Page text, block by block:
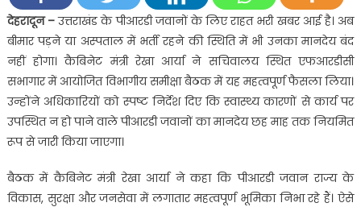
सरकार
का
सम्मान
“स्वयंसेवक
नहीं,
जवान
कहलाएंगे”….
देहरादून –उत्तराखंड के पीआरडी जवानों के लिए राहत भरी खबर आई है। अब
बीमार पड़ने या अस्पताल में भर्ती रहने की स्थिति में भी उनका मानदेय बंद
नहीं होगा। कैबिनेट मंत्री रेखा आर्या ने सचिवालय स्थित एफआरडीसी
सभागार में आयोजित विभागीय समीक्षा बैठक में यह महत्वपूर्ण फैसला लिया।
उन्होंने अधिकारियों को स्पष्ट निर्देश दिए कि स्वास्थ्य कारणों से कार्य पर
उपस्थित न हो पाने वाले पीआरडी जवानों का मानदेय छह माह तक नियमित
रूप से जारी किया जाएगा।
बैठक में कैबिनेट मंत्री रेखा आर्या ने कहा कि पीआरडी जवान राज्य के
विकास, सुरक्षा और जनसेवा में लगातार महत्वपूर्ण भूमिका निभा रहे हैं। ऐसे